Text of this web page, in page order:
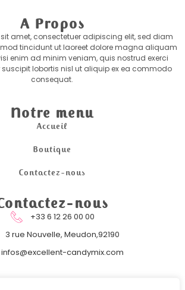
A Propos
amet, consectetuer adipiscing elit, sed diam
tincidunt ut laoreet dolore magna aliquam
enim ad minim veniam, quis nostrud exerci
lobortis nisl ut aliquip ex ea commodo
consequat.
Notre menu
Accueil
Boutique
Contactez-nous
nous
+33 6 12 26 00 00
3 rue Nouvelle, Meudon,92190
infos@excellent-candymix.com